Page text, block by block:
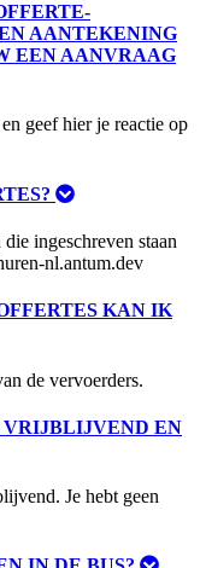
AANTEKENING
EEN AANVRAAG
geef hier je reactie op
ingeschreven staan
nl.antum.dev
KAN IK
de vervoerders.
VRIJBLIJVEND EN
Je hebt geen